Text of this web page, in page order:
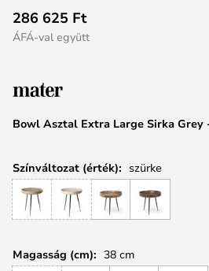
képgaléria
Bowl Asztal Extra Large Sirka Grey
286 625 Ft
ÁFÁ-val együtt
Színváltozat (érték): szürke
Magasság (cm): 38 cm